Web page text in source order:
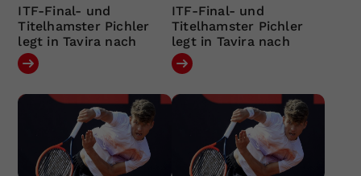
ITF-Final- und
Titelhamster Pichler
legt in Tavira nach
ITF-Final- und
Titelhamster Pichler
legt in Tavira nach